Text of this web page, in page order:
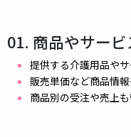
01. 商品やサー
提供する介護用品や
販売単価など商品情
商品別の受注や売上も